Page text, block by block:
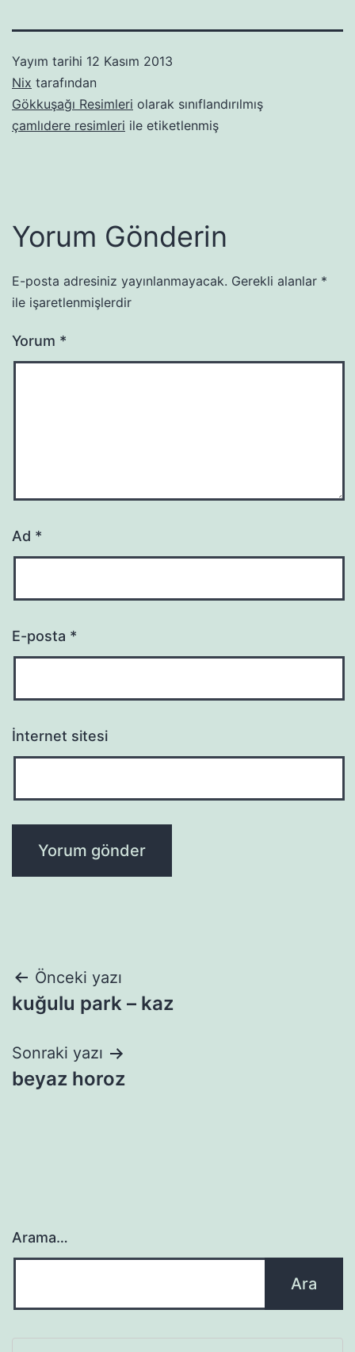
Yayım tarihi 12 Kasım 2013
Nix tarafından
Gökkuşağı Resimleri olarak sınıflandırılmış
çamlıdere resimleri ile etiketlenmiş
Yorum Gönderin
E-posta adresiniz yayınlanmayacak. Gerekli alanlar *
ile işaretlenmişlerdir
Yorum *
Ad *
E-posta *
İnternet sitesi
Yazı
gezinmesi
Önceki yazı
kuğulu park – kaz
Sonraki yazı
beyaz horoz
Arama…